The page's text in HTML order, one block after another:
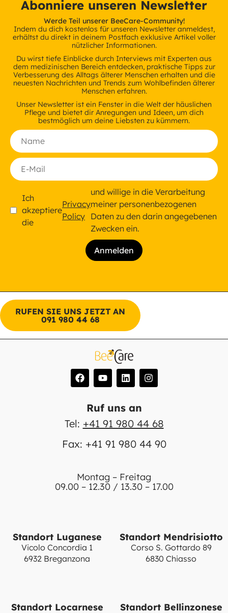
Abonniere unseren Newsletter
Werde Teil unserer BeeCare-Community!
Indem du dich kostenlos für unseren Newsletter anmeldest,
erhältst du direkt in deinem Postfach exklusive Artikel voller
nützlicher Informationen.
Du wirst tiefe Einblicke durch Interviews mit Experten aus
dem medizinischen Bereich entdecken, praktische Tipps zur
Verbesserung des Alltags älterer Menschen erhalten und die
neuesten Nachrichten und Trends zum Wohlbefinden älterer
Menschen erfahren.
Unser Newsletter ist ein Fenster in die Welt der häuslichen
Pflege und bietet dir Anregungen und Ideen, um dich
bestmöglich um deine Liebsten zu kümmern.
Ich
akzeptiere
die
Privacy
Policy
und willige in die Verarbeitung
meiner personenbezogenen
Daten zu den darin angegebenen
Zwecken ein.
RUFEN SIE UNS JETZT AN
091 980 44 68
Ruf uns an
Tel: +41 91 980 44 68
Fax: +41 91 980 44 90
Montag – Freitag
09.00 – 12.30 / 13.30 – 17.00
Standort Luganese
Vicolo Concordia 1
6932 Breganzona
Standort Mendrisiotto
Corso S. Gottardo 89
6830 Chiasso
Standort Locarnese Standort Bellinzonese